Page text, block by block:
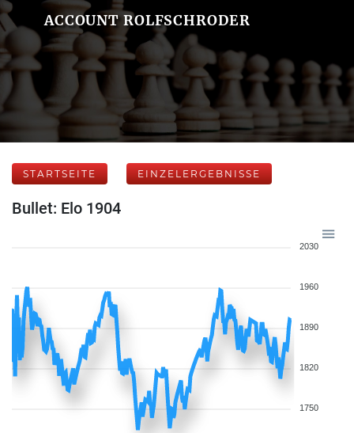
ACCOUNT ROLFSCHRODER
STARTSEITE EINZELERGEBNISSE
Bullet: Elo 1904
2030
1960
1890
1820
1750